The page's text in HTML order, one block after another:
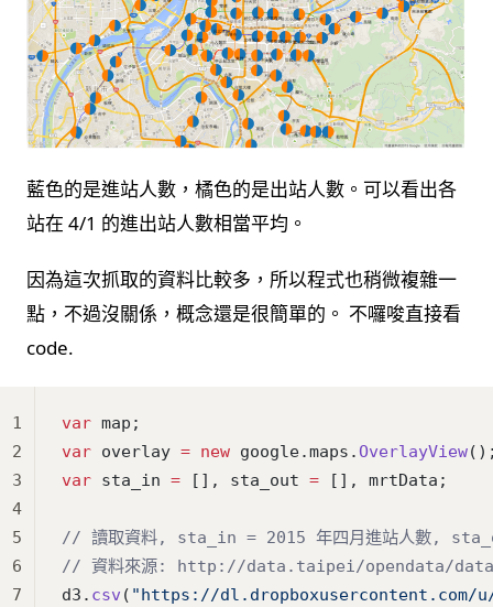
藍色的是進站人數，橘色的是出站人數。可以看出各
站在 4/1 的進出站人數相當平均。
因為這次抓取的資料比較多，所以程式也稍微複雜一
點，不過沒關係，概念還是很簡單的。 不囉唆直接看
code.
var map;
var overlay = new google.maps.OverlayView
var sta_in = [], sta_out = [], mrtData;
// 讀取資料, sta_in = 2015 年四月進站人數,
// 資料來源: http://data.taipei/opendata/
d3. csv ( "https://dl.dropboxusercontent.com/
1
2
3
4
5
6
7